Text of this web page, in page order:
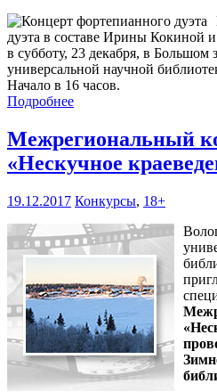
дуэта в составе Ирины Кокиной
в субботу, 23 декабря, в Большом
универсальной научной
Начало в 16 часов.
Подробнее
Межрегиональный
«Нескучное
19.12.2017 Конкурсы, 18+